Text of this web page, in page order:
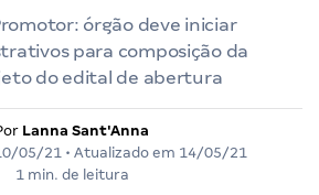
órgão deve iniciar
para composição da
do edital de abertura
Lanna Sant'Anna
05/21 • Atualizado em 14/05/21
1 min. de leitura